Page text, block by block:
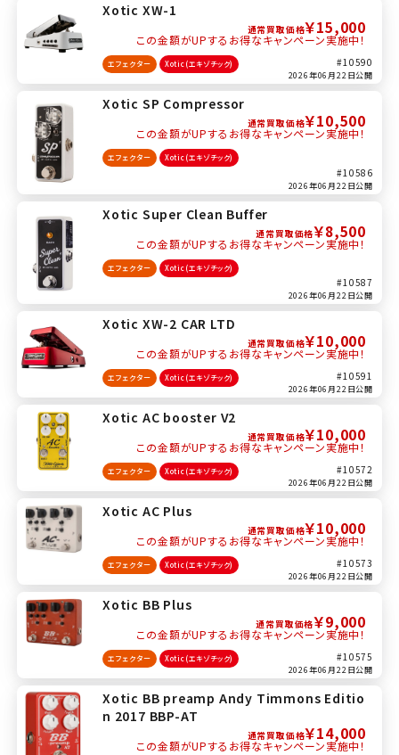
Xotic XW-1
#10590
通常買取価格￥15,000
この金額がUPするお得なキャンペーン実施中！
エフェクター Xotic(エキゾチック)
2026年06月22日公開
Xotic SP Compressor
#10586
通常買取価格￥10,500
この金額がUPするお得なキャンペーン実施中！
エフェクター Xotic(エキゾチック)
2026年06月22日公開
Xotic Super Clean Buffer
#10587
通常買取価格￥8,500
この金額がUPするお得なキャンペーン実施中！
エフェクター Xotic(エキゾチック)
2026年06月22日公開
Xotic XW-2 CAR LTD
#10591
通常買取価格￥10,000
この金額がUPするお得なキャンペーン実施中！
エフェクター Xotic(エキゾチック)
2026年06月22日公開
Xotic AC booster V2
#10572
通常買取価格￥10,000
この金額がUPするお得なキャンペーン実施中！
エフェクター Xotic(エキゾチック)
2026年06月22日公開
Xotic AC Plus
#10573
通常買取価格￥10,000
この金額がUPするお得なキャンペーン実施中！
エフェクター Xotic(エキゾチック)
2026年06月22日公開
Xotic BB Plus
#10575
通常買取価格￥9,000
この金額がUPするお得なキャンペーン実施中！
エフェクター Xotic(エキゾチック)
2026年06月22日公開
Xotic BB preamp Andy Timmons Editio
n 2017 BBP-AT
通常買取価格￥14,000
この金額がUPするお得なキャンペーン実施中！